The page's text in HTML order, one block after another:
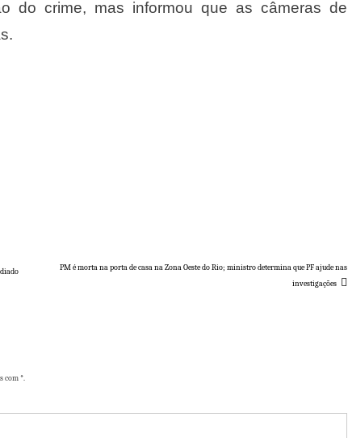
do crime, mas informou que as câmeras de
PM é morta na porta de casa na Zona Oeste do Rio; ministro determina que PF ajude nas
investigações
com *.